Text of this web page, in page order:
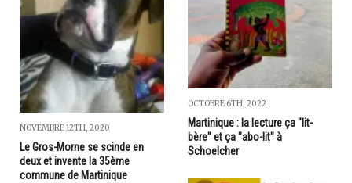
NOVEMBRE 12TH, 2020
Le Gros-Morne se scinde en
deux et invente la 35ème
commune de Martinique
OCTOBRE 6TH, 2022
Martinique : la lecture ça "lit-
bère" et ça "abo-lit" à
Schoelcher